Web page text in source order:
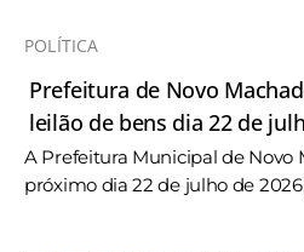
POLÍTICA
Prefeitura de Novo
leilão de bens dia 22 de
A Prefeitura Municipal de Novo
próximo dia 22 de julho de 2026,